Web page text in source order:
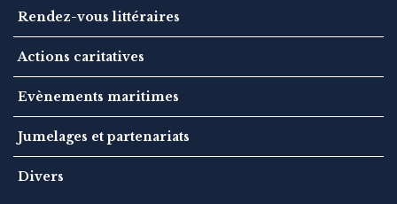
Rendez-vous littéraires
Actions caritatives
Evènements maritimes
Jumelages et partenariats
Divers